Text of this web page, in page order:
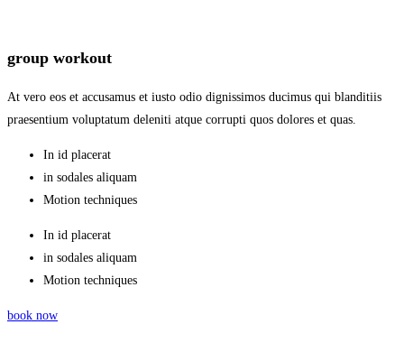
group workout
At vero eos et accusamus et iusto odio dignissimos ducimus qui blanditiis
praesentium voluptatum deleniti atque corrupti quos dolores et quas.
In id placerat
in sodales aliquam
Motion techniques
In id placerat
in sodales aliquam
Motion techniques
book now